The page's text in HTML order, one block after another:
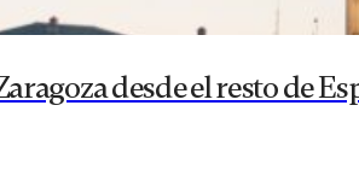
desde el resto de